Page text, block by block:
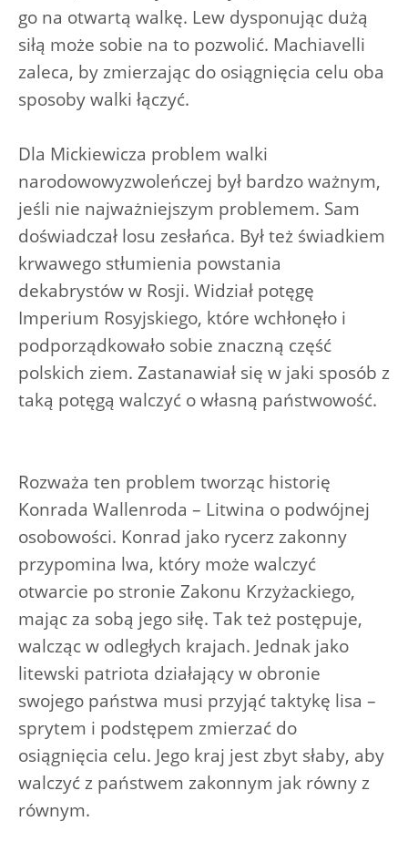
go na otwartą walkę. Lew dysponując dużą
siłą może sobie na to pozwolić. Machiavelli
zaleca, by zmierzając do osiągnięcia celu oba
sposoby walki łączyć.
Dla Mickiewicza problem walki
narodowowyzwoleńczej był bardzo ważnym,
jeśli nie najważniejszym problemem. Sam
doświadczał losu zesłańca. Był też świadkiem
krwawego stłumienia powstania
dekabrystów w Rosji. Widział potęgę
Imperium Rosyjskiego, które wchłonęło i
podporządkowało sobie znaczną część
polskich ziem. Zastanawiał się w jaki sposób z
taką potęgą walczyć o własną państwowość.
Rozważa ten problem tworząc historię
Konrada Wallenroda – Litwina o podwójnej
osobowości. Konrad jako rycerz zakonny
przypomina lwa, który może walczyć
otwarcie po stronie Zakonu Krzyżackiego,
mając za sobą jego siłę. Tak też postępuje,
walcząc w odległych krajach. Jednak jako
litewski patriota działający w obronie
swojego państwa musi przyjąć taktykę lisa –
sprytem i podstępem zmierzać do
osiągnięcia celu. Jego kraj jest zbyt słaby, aby
walczyć z państwem zakonnym jak równy z
równym.